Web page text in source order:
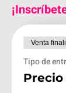
Venta
Tipo de